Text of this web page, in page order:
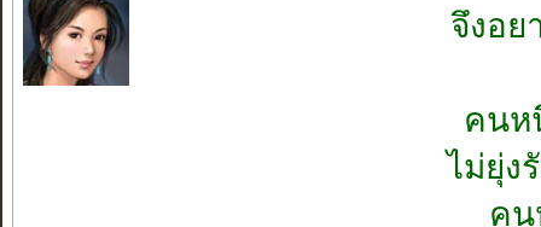
จึงอย
คนห
ไม่ยุ่ง
คน